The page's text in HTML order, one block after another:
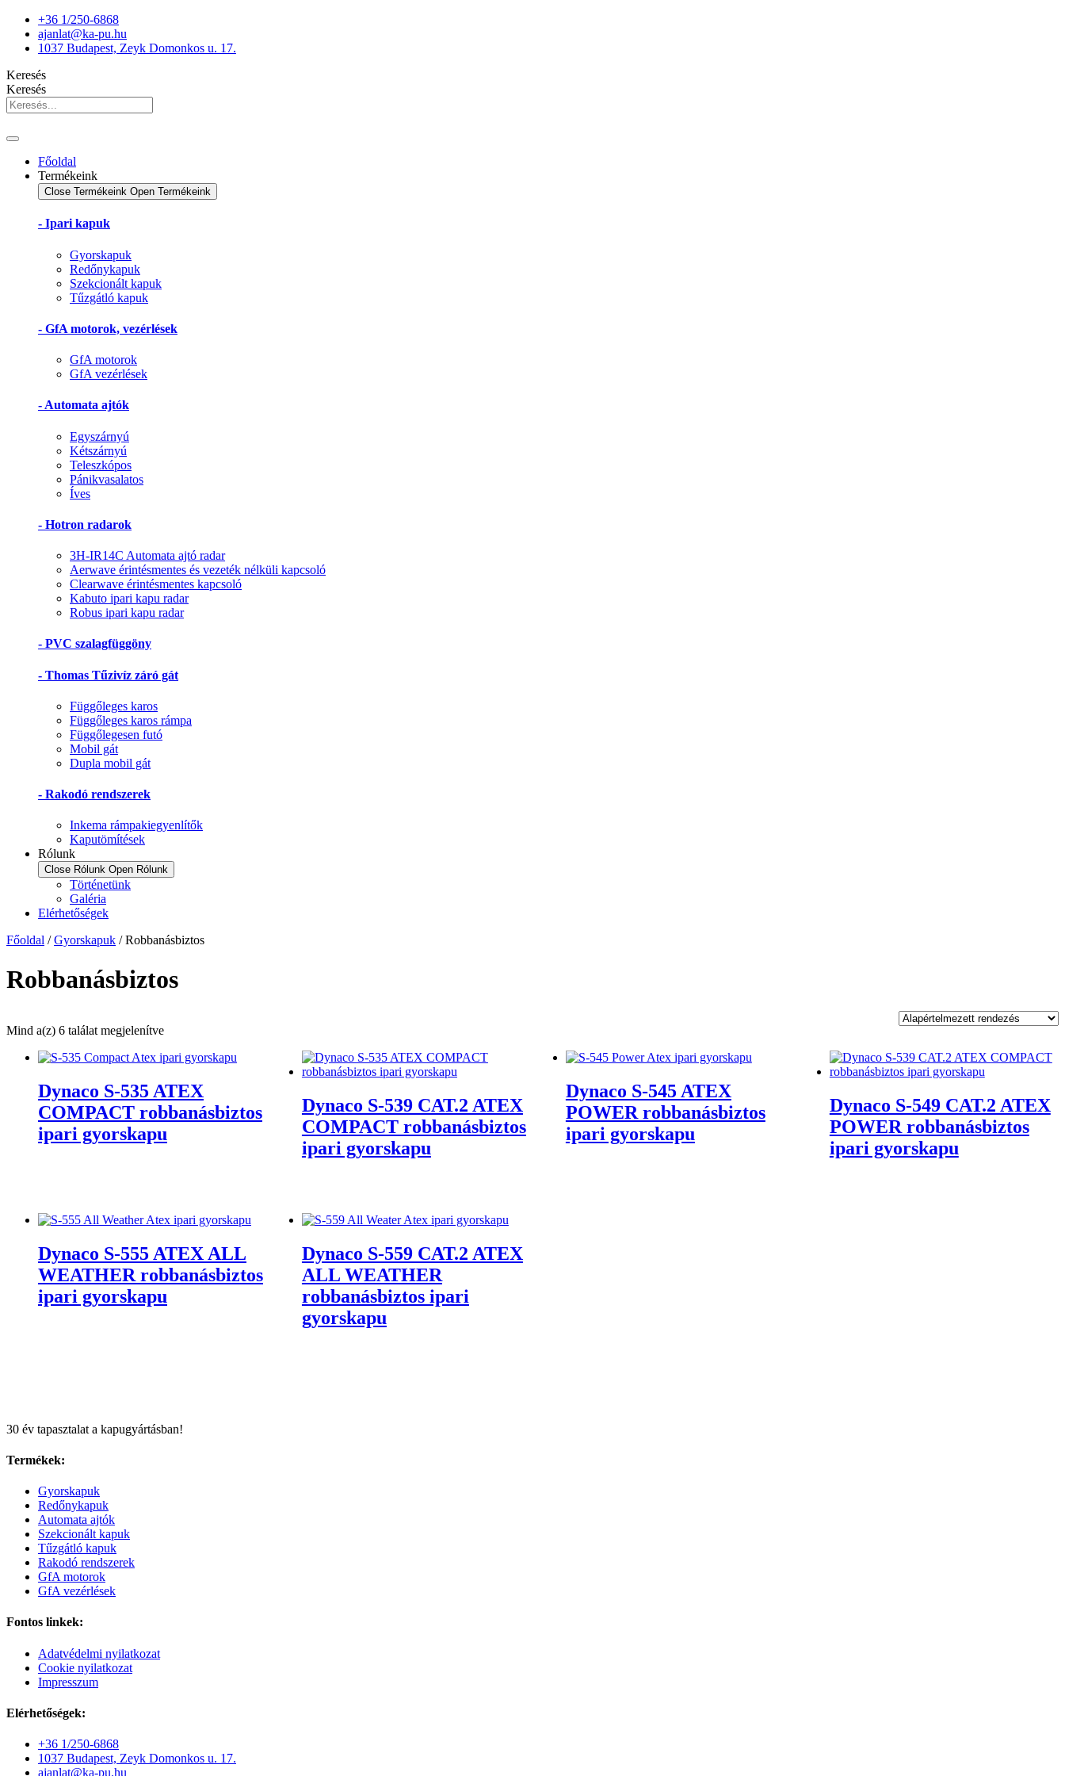
Ugrás
tartalomhoz
+36 1/250-6868
ajanlat@ka-pu.hu
1037 Budapest, Zeyk Domonkos u. 17.
Keresés
Keresés
Főoldal
Termékeink
Close Termékeink Open Termékeink
- Ipari kapuk
Gyorskapuk
Redőnykapuk
Szekcionált kapuk
Tűzgátló kapuk
- GfA motorok, vezérlések
GfA motorok
GfA vezérlések
- Automata ajtók
Egyszárnyú
Kétszárnyú
Teleszkópos
Pánikvasalatos
Íves
- Hotron radarok
3H-IR14C Automata ajtó radar
Aerwave érintésmentes és vezeték nélküli kapcsoló
Clearwave érintésmentes kapcsoló
Kabuto ipari kapu radar
Robus ipari kapu radar
- PVC szalagfüggöny
- Thomas Tűzivíz záró gát
Függőleges karos
Függőleges karos rámpa
Függőlegesen futó
Mobil gát
Dupla mobil gát
- Rakodó rendszerek
Inkema rámpakiegyenlítők
Kaputömítések
Rólunk
Close Rólunk Open Rólunk
Történetünk
Galéria
Elérhetőségek
Főoldal /Gyorskapuk / Robbanásbiztos
Robbanásbiztos
Mind a(z) 6 találat megjelenítve
Dynaco S-535 ATEX
COMPACT robbanásbiztos
ipari gyorskapu
Dynaco S-539 CAT.2 ATEX
COMPACT robbanásbiztos
ipari gyorskapu
Dynaco S-545 ATEX
POWER robbanásbiztos
ipari gyorskapu
Dynaco S-549 CAT.2 ATEX
POWER robbanásbiztos
ipari gyorskapu
Dynaco S-555 ATEX ALL
WEATHER robbanásbiztos
ipari gyorskapu
Dynaco S-559 CAT.2 ATEX
ALL WEATHER
robbanásbiztos ipari
gyorskapu
30 év tapasztalat a kapugyártásban!
Termékek:
Gyorskapuk
Redőnykapuk
Automata ajtók
Szekcionált kapuk
Tűzgátló kapuk
Rakodó rendszerek
GfA motorok
GfA vezérlések
Fontos linkek:
Adatvédelmi nyilatkozat
Cookie nyilatkozat
Impresszum
Elérhetőségek:
+36 1/250-6868
1037 Budapest, Zeyk Domonkos u. 17.
ajanlat@ka-pu.hu